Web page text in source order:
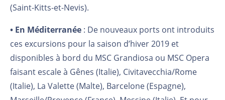
(Saint-Kitts-et-Nevis).
• En Méditerranée : De nouveaux ports ont introduits
ces excursions pour la saison d’hiver 2019 et
disponibles à bord du MSC Grandiosa ou MSC Opera
faisant escale à Gênes (Italie), Civitavecchia/Rome
(Italie), La Valette (Malte), Barcelone (Espagne),